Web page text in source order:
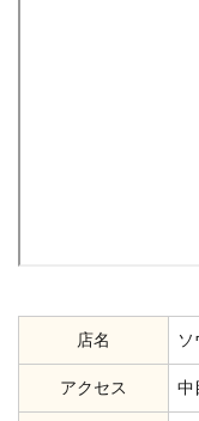
店名
アクセス 中